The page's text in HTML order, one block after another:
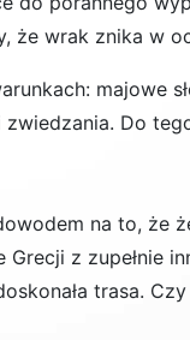
że wrak znika w
majowe
Do
na to, że
z zupełnie
trasa. C